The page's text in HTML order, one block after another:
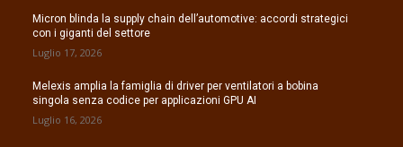
Micron blinda la supply chain dell’automotive: accordi strategici
con i giganti del settore
Luglio 17, 2026
Melexis amplia la famiglia di driver per ventilatori a bobina
singola senza codice per applicazioni GPU AI
Luglio 16, 2026